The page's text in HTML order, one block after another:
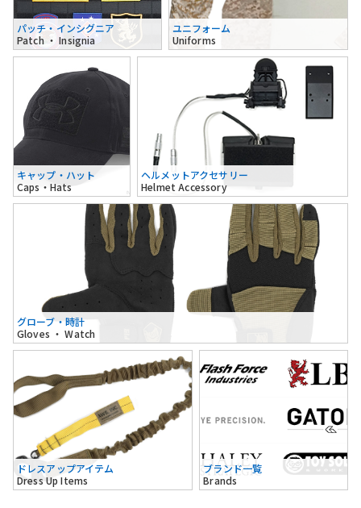
パッチ・インシグニア
Patch ・ Insignia
ユニフォーム
Uniforms
キャップ・ハット
Caps・Hats
ヘルメットアクセサリー
Helmet Accessory
グローブ・時計
Gloves ・ Watch
ドレスアップアイテム
Dress Up Items
ブランド一覧
Brands